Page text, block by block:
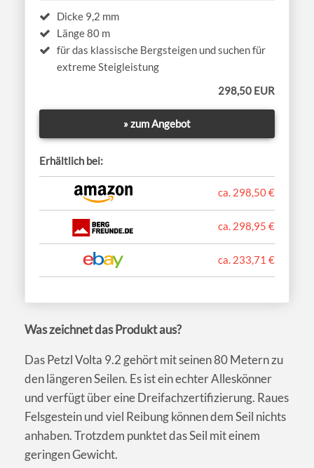
Dicke 9,2 mm
Länge 80 m
für das klassische Bergsteigen und suchen für
extreme Steigleistung
298,50 EUR
» zum Angebot
Erhältlich bei:
ca. 298,50 €
ca. 298,95 €
ca. 233,71 €
Was zeichnet das Produkt aus?
Das Petzl Volta 9.2 gehört mit seinen 80 Metern zu
den längeren Seilen. Es ist ein echter Alleskönner
und verfügt über eine Dreifachzertifizierung. Raues
Felsgestein und viel Reibung können dem Seil nichts
anhaben. Trotzdem punktet das Seil mit einem
geringen Gewicht.